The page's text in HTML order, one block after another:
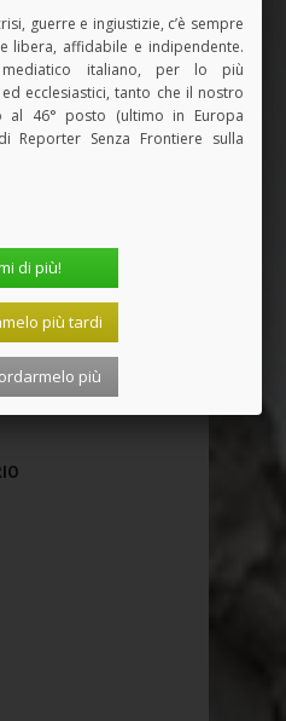
guerre e ingiustizie, c’è sempre
libera, affidabile e indipendente.
italiano, per lo più
ecclesiastici, tanto che il nostro
al 46° posto (ultimo in Europa
Reporter Senza Frontiere sulla
di più!
più tardi
più